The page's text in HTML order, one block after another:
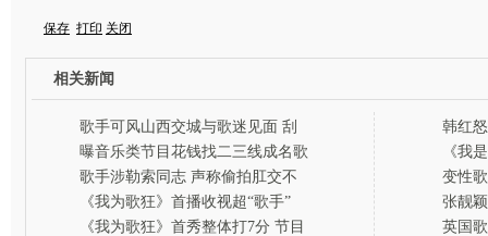
保存 打印 关闭
相关新闻
歌手可风山西交城与歌迷见面 刮
音乐旋风
曝音乐类节目花钱找二三线成名歌
手充选手
歌手涉勒索同志 声称偷拍肛交不
雅视频
《我为歌狂》首播收视超“歌手”
制片澄清争议
《我为歌狂》首秀整体打7分 节目
韩红
是歌
《我
亮求
变性
会与
张靓
内地
英国